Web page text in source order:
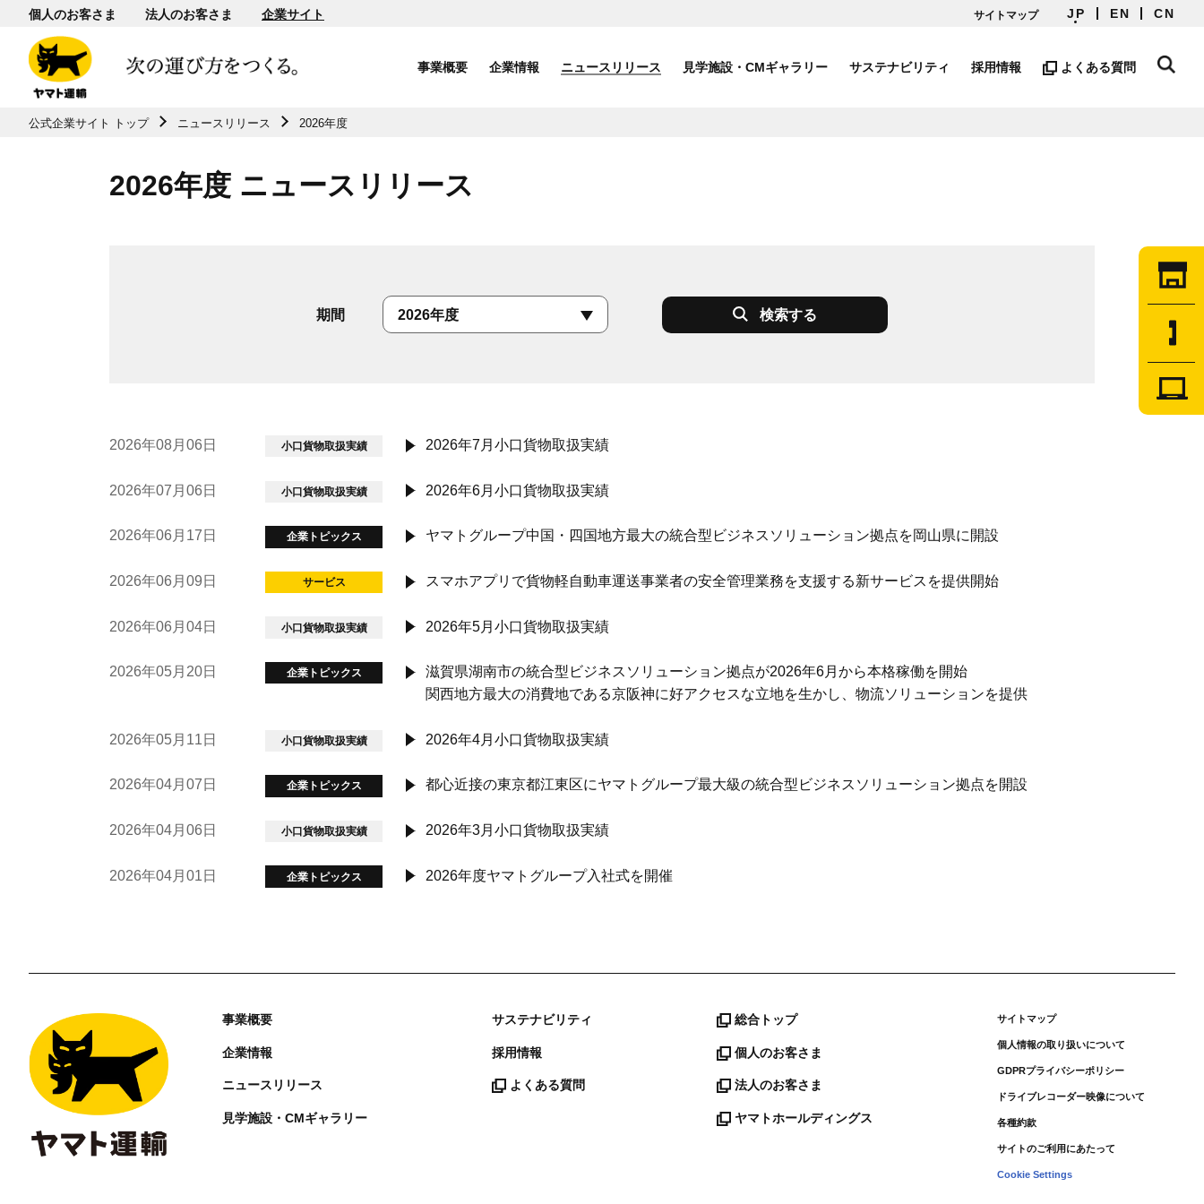
共通メニューに移動
個人のお客さま 法人のお客さま 企業サイト サイトマップ JP EN CN
事業概要 企業情報 ニュースリリース 見学施設・CMギャラリー サステナビリティ 採用情報 よくある質問
公式企業サイト トップ ニュースリリース 2026年度
2026年度 ニュースリリース
期間 検索する
2026年08月06日 小口貨物取扱実績 2026年7月小口貨物取扱実績
2026年07月06日 小口貨物取扱実績 2026年6月小口貨物取扱実績
2026年06月17日 企業トピックス ヤマトグループ中国・四国地方最大の統合型ビジネスソリューション拠点を岡山県に開設
2026年06月09日 サービス スマホアプリで貨物軽自動車運送事業者の安全管理業務を支援する新サービスを提供開始
2026年06月04日 小口貨物取扱実績 2026年5月小口貨物取扱実績
2026年05月20日 企業トピックス
滋賀県湖南市の統合型ビジネスソリューション拠点が2026年6月から本格稼働を開始
関西地方最大の消費地である京阪神に好アクセスな立地を生かし、物流ソリューションを提供
2026年05月11日 小口貨物取扱実績 2026年4月小口貨物取扱実績
2026年04月07日 企業トピックス 都心近接の東京都江東区にヤマトグループ最大級の統合型ビジネスソリューション拠点を開設
2026年04月06日 小口貨物取扱実績 2026年3月小口貨物取扱実績
2026年04月01日 企業トピックス 2026年度ヤマトグループ入社式を開催
事業概要
企業情報
ニュースリリース
見学施設・CMギャラリー
サステナビリティ
採用情報
よくある質問
総合トップ
個人のお客さま
法人のお客さま
ヤマトホールディングス
サイトマップ
個人情報の取り扱いについて
GDPRプライバシーポリシー
ドライブレコーダー映像について
各種約款
サイトのご利用にあたって
Cookie Settings